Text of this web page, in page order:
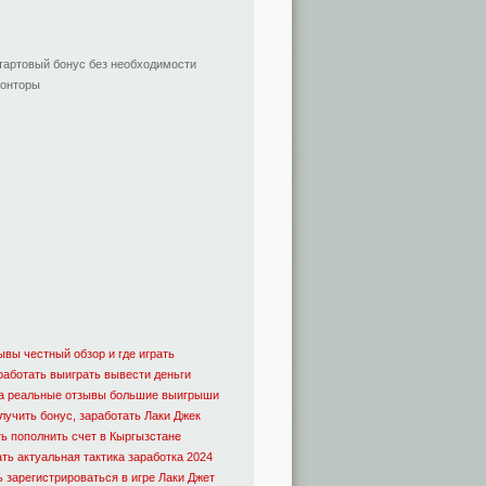
бонус без необходимости
честный обзор и где играть
выиграть вывести деньги
реальные отзывы большие выигрыши
бонус, заработать Лаки Джек
счет в Кыргызстане
актуальная тактика заработка 2024
в игре Лаки Джет